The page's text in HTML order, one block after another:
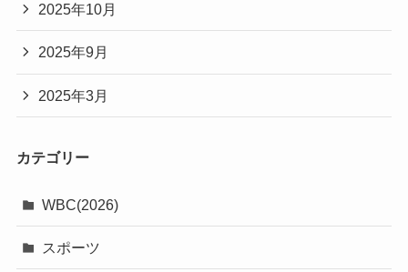
2025年10月
2025年9月
2025年3月
カテゴリー
WBC(2026)
スポーツ